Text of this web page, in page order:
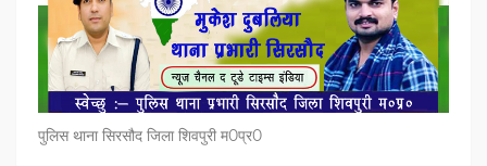
पुलिस थाना सिरसौद जिला शिवपुरी म0प्र0